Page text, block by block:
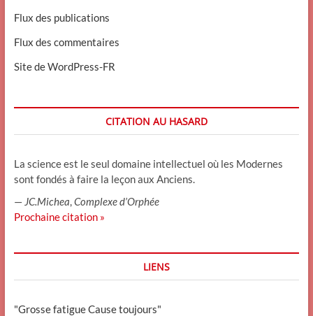
Flux des publications
Flux des commentaires
Site de WordPress-FR
CITATION AU HASARD
La science est le seul domaine intellectuel où les Modernes
sont fondés à faire la leçon aux Anciens.
— JC.Michea Complexe d’Orphée
Prochaine citation »
LIENS
"Grosse fatigue Cause toujours"